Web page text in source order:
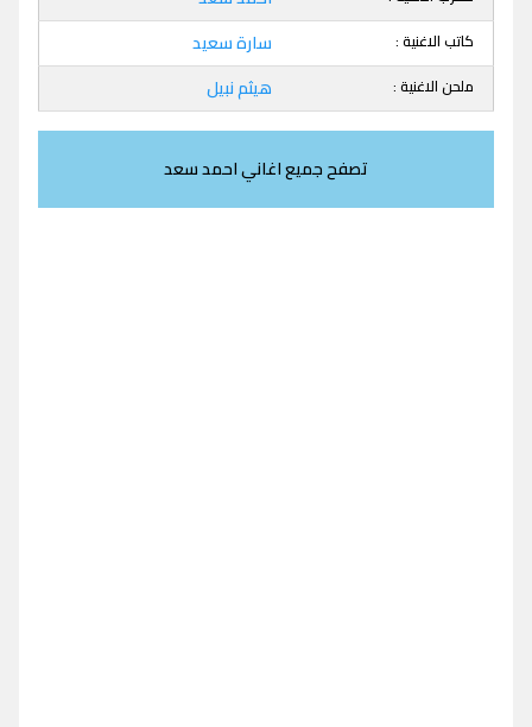
كاتب الاغنية : سارة سعيد
ملحن الاغنية : هيثم نبيل
تصفح جميع اغاني احمد سعد